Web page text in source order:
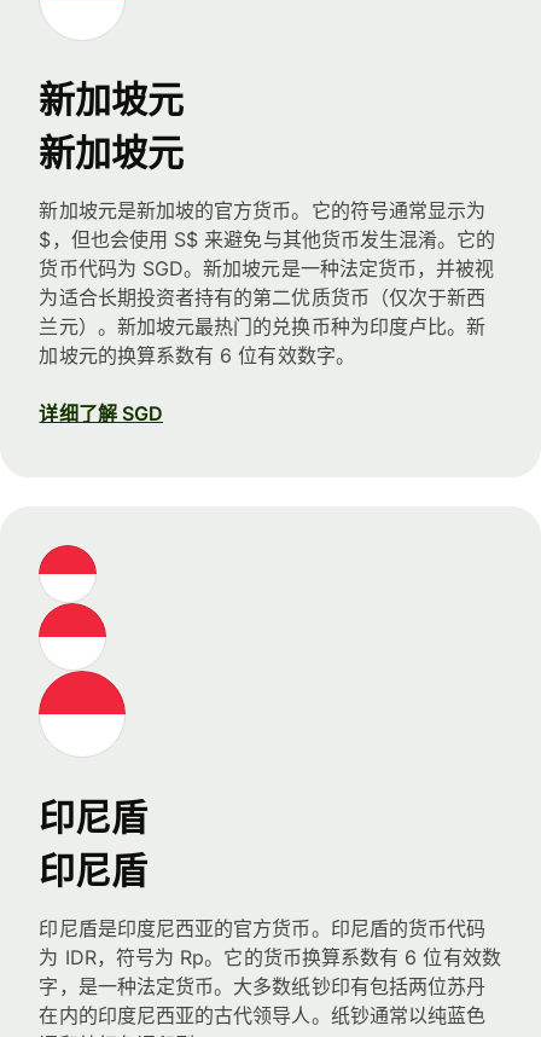
新加坡元
新加坡元
新加坡元是新加坡的官方货币。它的符号通常显示为
$，但也会使用 S$ 来避免与其他货币发生混淆。它的
货币代码为 SGD。新加坡元是一种法定货币，并被视
为适合长期投资者持有的第二优质货币（仅次于新西
兰元）。新加坡元最热门的兑换币种为印度卢比。新
加坡元的换算系数有 6 位有效数字。
详细了解 SGD
印尼盾
印尼盾
印尼盾是印度尼西亚的官方货币。印尼盾的货币代码
为 IDR，符号为 Rp。它的货币换算系数有 6 位有效数
字，是一种法定货币。大多数纸钞印有包括两位苏丹
在内的印度尼西亚的古代领导人。纸钞通常以纯蓝色